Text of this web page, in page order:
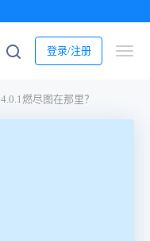
登录/注册
4.0.1燃尽图在那里？